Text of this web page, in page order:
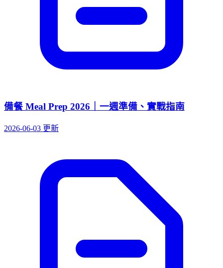
備餐 Meal Prep 2026｜一週準備、實戰指南
2026-06-03 更新